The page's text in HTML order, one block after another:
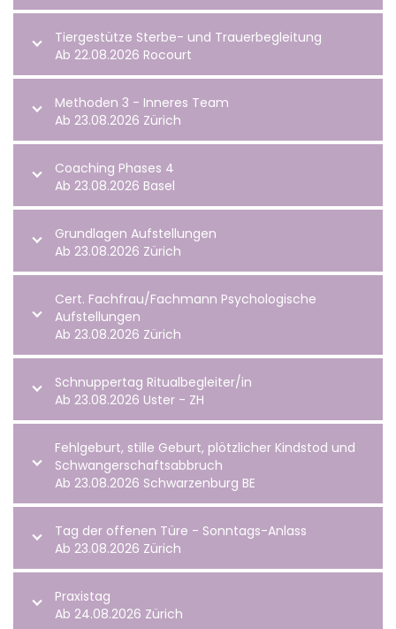
Tiergestütze Sterbe- und Trauerbegleitung
Ab 22.08.2026 Rocourt
Methoden 3 - Inneres Team
Ab 23.08.2026 Zürich
Coaching Phases 4
Ab 23.08.2026 Basel
Grundlagen Aufstellungen
Ab 23.08.2026 Zürich
Cert. Fachfrau/Fachmann Psychologische
Aufstellungen
Ab 23.08.2026 Zürich
Schnuppertag Ritualbegleiter/in
Ab 23.08.2026 Uster - ZH
Fehlgeburt, stille Geburt, plötzlicher Kindstod und
Schwangerschaftsabbruch
Ab 23.08.2026 Schwarzenburg BE
Tag der offenen Türe - Sonntags-Anlass
Ab 23.08.2026 Zürich
Praxistag
Ab 24.08.2026 Zürich